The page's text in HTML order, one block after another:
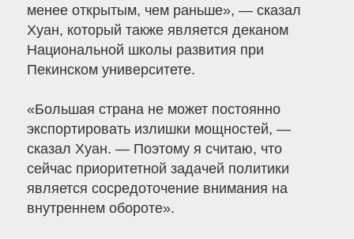
менее открытым, чем раньше», — сказал
Хуан, который также является деканом
Национальной школы развития при
Пекинском университете.
«Большая страна не может постоянно
экспортировать излишки мощностей, —
сказал Хуан. — Поэтому я считаю, что
сейчас приоритетной задачей политики
является сосредоточение внимания на
внутреннем обороте».